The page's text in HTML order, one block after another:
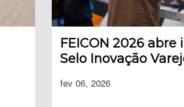
FEICON 2026 abre
Selo Inovação
fev 06, 2026